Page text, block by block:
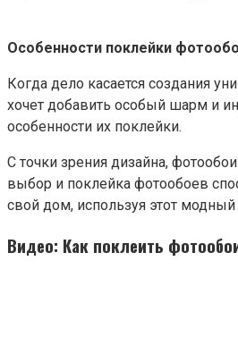
Особенности поклейки
Когда дело касается создания
хочет добавить особый шарм и
особенности их поклейки.
С точки зрения дизайна,
выбор и поклейка фотообоев
свой дом, используя этот
Видео: Как поклеить